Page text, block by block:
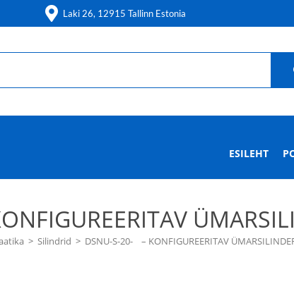
Laki 26, 12915 Tallinn Estonia
ESILEHT
> Silindrid > DSNU-S-20-    – KONFIGUREERITAV